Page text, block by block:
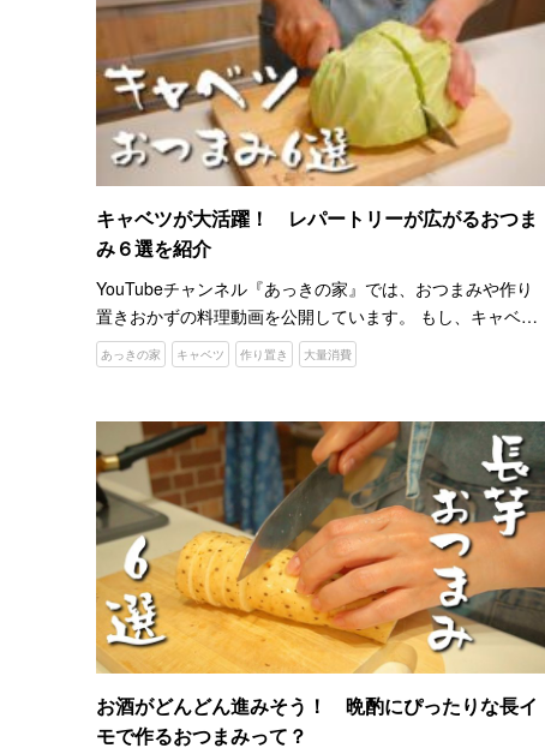
キャベツが大活躍！ レパートリーが広がるおつま
み６選を紹介
YouTubeチャンネル『あっきの家』では、おつまみや作り
置きおかずの料理動画を公開しています。 もし、キャベツ
を買って消費に悩んでいたらチャンスです！キャベツを使
った、おつまみ料理を６つ紹介しますよ。 キャベツ大量消
あっきの家 キャベツ 作り置き 大量消費
お酒がどんどん進みそう！ 晩酌にぴったりな長イ
モで作るおつまみって？